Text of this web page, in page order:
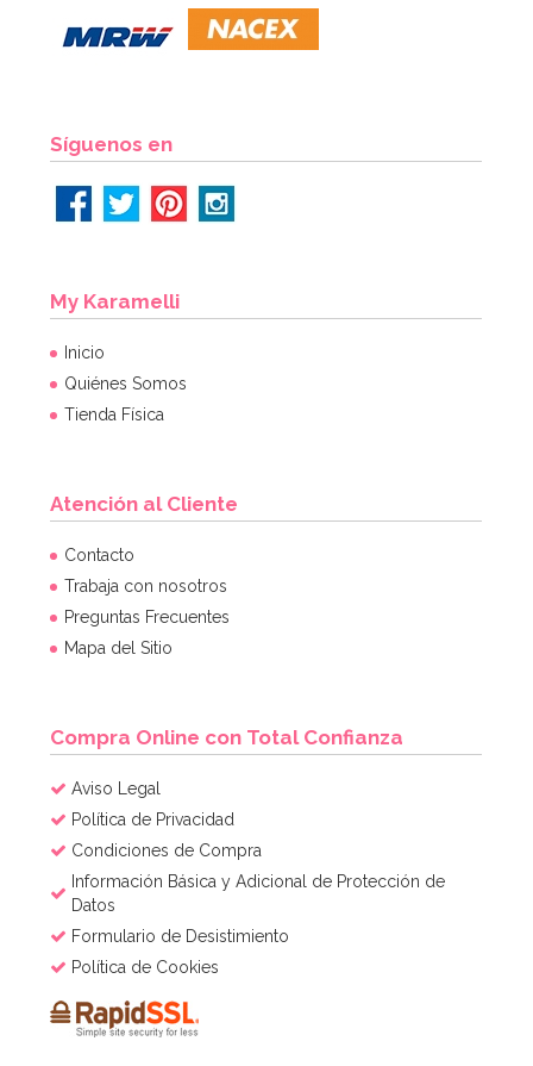
8,50€
Síguenos en
My Karamelli
Inicio
Quiénes Somos
Tienda Física
Atención al Cliente
Contacto
Trabaja con nosotros
Preguntas Frecuentes
Mapa del Sitio
Compra Online con Total Confianza
Aviso Legal
Política de Privacidad
Condiciones de Compra
Información Básica y Adicional de Protección de
Datos
Formulario de Desistimiento
Política de Cookies